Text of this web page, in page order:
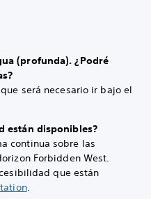
(profunda). ¿Podré
será necesario ir bajo el
están disponibles?
continua sobre las
Forbidden West.
que están
.